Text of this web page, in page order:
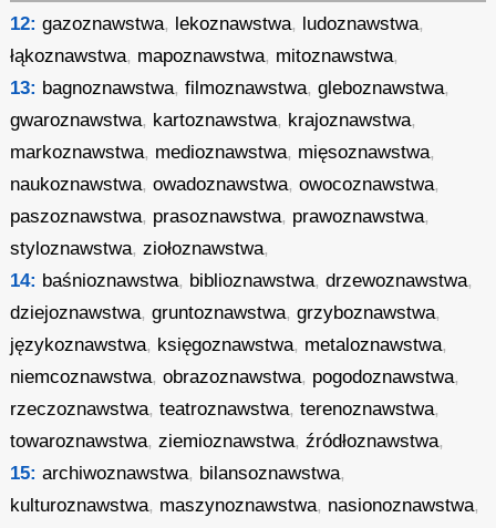
12: gazoznawstwa, lekoznawstwa, ludoznawstwa,
łąkoznawstwa, mapoznawstwa, mitoznawstwa,
13: bagnoznawstwa,filmoznawstwa,gleboznawstwa,
gwaroznawstwa, kartoznawstwa, krajoznawstwa,
markoznawstwa, medioznawstwa, mięsoznawstwa,
naukoznawstwa,owadoznawstwa,owocoznawstwa,
paszoznawstwa, prasoznawstwa, prawoznawstwa,
styloznawstwa,ziołoznawstwa,
14: baśnioznawstwa, biblioznawstwa,drzewoznawstwa,
dziejoznawstwa,gruntoznawstwa,grzyboznawstwa,
językoznawstwa, księgoznawstwa, metaloznawstwa,
niemcoznawstwa,obrazoznawstwa, pogodoznawstwa,
rzeczoznawstwa,teatroznawstwa,terenoznawstwa,
towaroznawstwa,ziemioznawstwa,źródłoznawstwa,
15: archiwoznawstwa, bilansoznawstwa,
kulturoznawstwa, maszynoznawstwa, nasionoznawstwa,